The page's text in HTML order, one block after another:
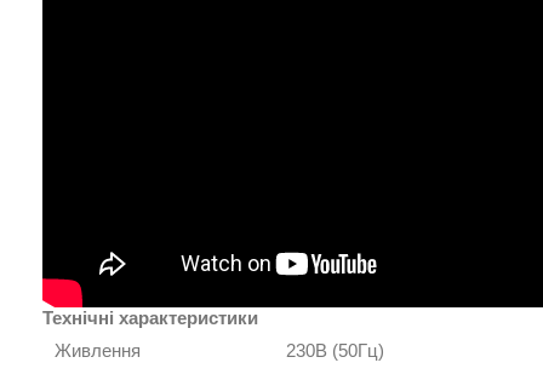
Технічні характеристики
Живлення
230В (50Гц)